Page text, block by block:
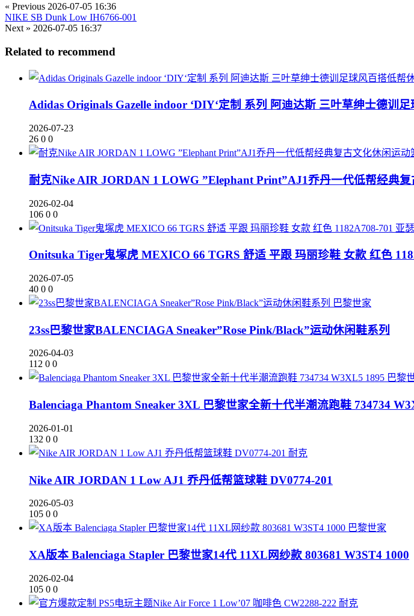
« Previous 2026-07-05 16:36
NIKE SB Dunk Low IH6766-001
Next » 2026-07-05 16:37
Related to recommend
Adidas Originals Gazelle indoor ‘DIY‘定制 系列 阿迪达斯 三叶草绅士德训
2026-07-23
26 0 0
耐克Nike AIR JORDAN 1 LOWG ”Elephant Print”AJ1乔丹一代低帮经典复
2026-02-04
106 0 0
亚
Onitsuka Tiger鬼塚虎 MEXICO 66 TGRS 舒适 平跟 玛丽珍鞋 女款 红色
2026-07-05
40 0 0
巴黎世家
23ss巴黎世家BALENCIAGA Sneaker”Rose Pink/Black”运动休闲鞋系列
2026-04-03
112 0 0
巴黎
Balenciaga Phantom Sneaker 3XL 巴黎世家全新十代半潮流跑鞋 734734
2026-01-01
132 0 0
耐克
Nike AIR JORDAN 1 Low AJ1 乔丹低帮篮球鞋 DV0774-201
2026-05-03
105 0 0
巴黎世家
XA版本 Balenciaga Stapler 巴黎世家14代 11XL网纱款 803681 W3ST4 1000
2026-02-04
105 0 0
耐克